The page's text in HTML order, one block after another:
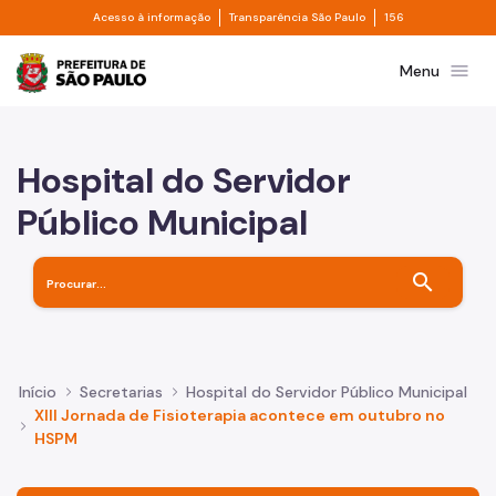
Pular para o Conteúdo principal
Acesso à informação Divisor de acesso à informação
Transparência São Paulo Divisor de
156
Prefeitura de São PauloMenu menu
Hospital do Servidor
Público Municipal
search
Início Secretarias
Hospital do Servidor Público Municipal
XIII Jornada de Fisioterapia acontece em outubro no
HSPM